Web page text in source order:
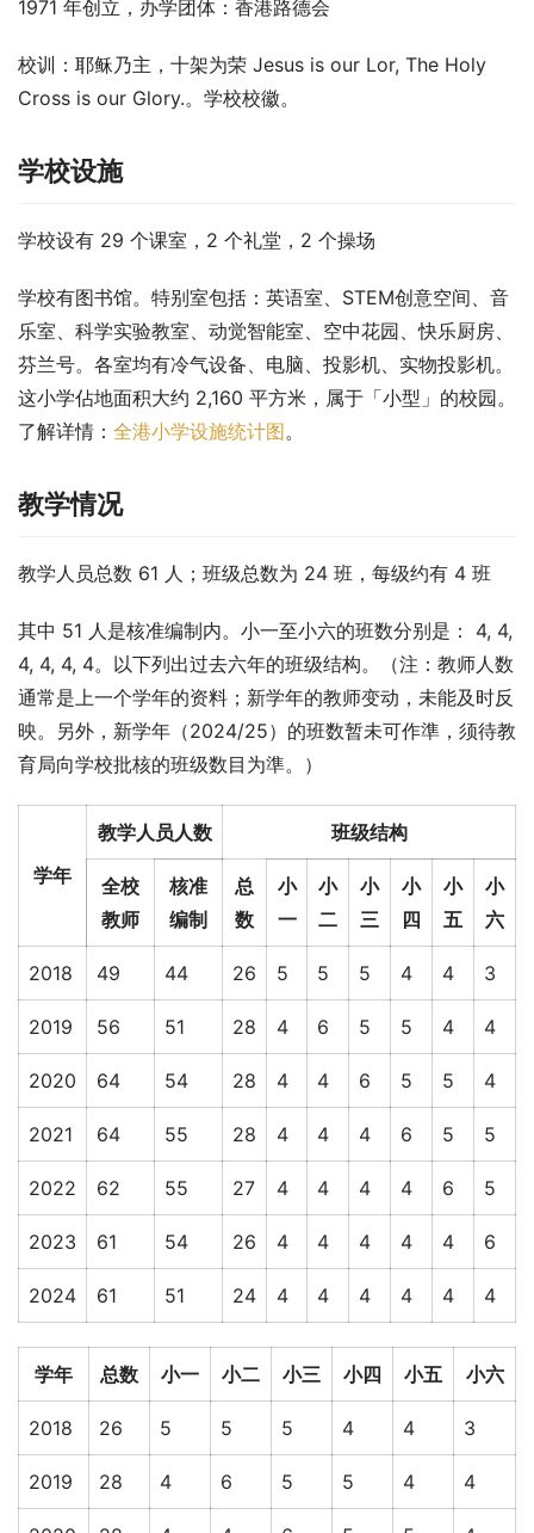
1971 年创立，办学团体：香港路德会
校训：耶稣乃主，十架为荣 Jesus is our Lor, The Holy
Cross is our Glory.。学校校徽。
学校设施
学校设有 29 个课室，2 个礼堂，2 个操场
学校有图书馆。特别室包括：英语室、STEM创意空间、音
乐室、科学实验教室、动觉智能室、空中花园、快乐厨房、
芬兰号。各室均有冷气设备、电脑、投影机、实物投影机。
这小学佔地面积大约 2,160 平方米，属于「小型」的校园。
了解详情： 全港小学设施统计图。
教学情况
教学人员总数 61 人；班级总数为 24 班，每级约有 4 班
其中 51 人是核准编制内。小一至小六的班数分别是： 4, 4,
4, 4, 4, 4。以下列出过去六年的班级结构。（注：教师人数
通常是上一个学年的资料；新学年的教师变动，未能及时反
映。另外，新学年（2024/25）的班数暂未可作準，须待教
育局向学校批核的班级数目为準。）
学年
教学人员人数 班级结构
全校
教师
核准
编制
总
数
小
一
小
二
小
三
小
四
小
五
小
六
2018 49 44 26 5 5 5 4 4 3
2019 56 51 28 4 6 5 5 4 4
2020 64 54 28 4 4 6 5 5 4
2021 64 55 28 4 4 4 6 5 5
2022 62 55 27 4 4 4 4 6 5
2023 61 54 26 4 4 4 4 4 6
2024 61 51 24 4 4 4 4 4 4
学年 总数 小一 小二 小三 小四 小五 小六
2018 26 5 5 5 4 4 3
2019 28 4 6 5 5 4 4